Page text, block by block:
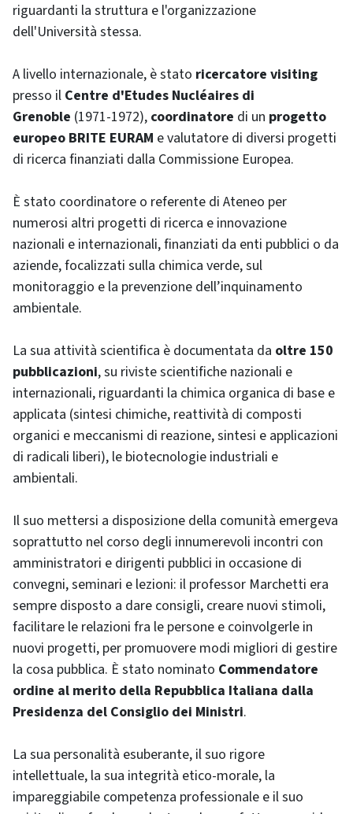
riguardanti la struttura e l'organizzazione
dell'Università stessa.
A livello internazionale, è stato ricercatore visiting
presso il Centre d'Etudes Nucléaires di
Grenoble (1971-1972), coordinatore di un progetto
europeo BRITE EURAM e valutatore di diversi progetti
di ricerca finanziati dalla Commissione Europea.
È stato coordinatore o referente di Ateneo per
numerosi altri progetti di ricerca e innovazione
nazionali e internazionali, finanziati da enti pubblici o da
aziende, focalizzati sulla chimica verde, sul
monitoraggio e la prevenzione dell’inquinamento
ambientale.
La sua attività scientifica è documentata da oltre 150
pubblicazioni, su riviste scientifiche nazionali e
internazionali, riguardanti la chimica organica di base e
applicata (sintesi chimiche, reattività di composti
organici e meccanismi di reazione, sintesi e applicazioni
di radicali liberi), le biotecnologie industriali e
ambientali.
Il suo mettersi a disposizione della comunità emergeva
soprattutto nel corso degli innumerevoli incontri con
amministratori e dirigenti pubblici in occasione di
convegni, seminari e lezioni: il professor Marchetti era
sempre disposto a dare consigli, creare nuovi stimoli,
facilitare le relazioni fra le persone e coinvolgerle in
nuovi progetti, per promuovere modi migliori di gestire
la cosa pubblica. È stato nominato Commendatore
ordine al merito della Repubblica Italiana dalla
Presidenza del Consiglio dei Ministri.
La sua personalità esuberante, il suo rigore
intellettuale, la sua integrità etico-morale, la
impareggiabile competenza professionale e il suo